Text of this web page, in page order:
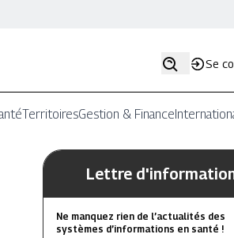
Se
TerritoiresGestion & Finance
Lettre
Ne manquez rien de l’actualités des
systèmes d’informations en santé !